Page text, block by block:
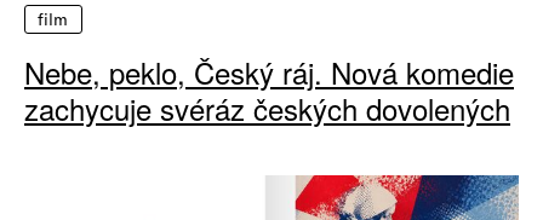
film
Nebe, peklo, Český ráj. Nová komedie
zachycuje svéráz českých dovolených